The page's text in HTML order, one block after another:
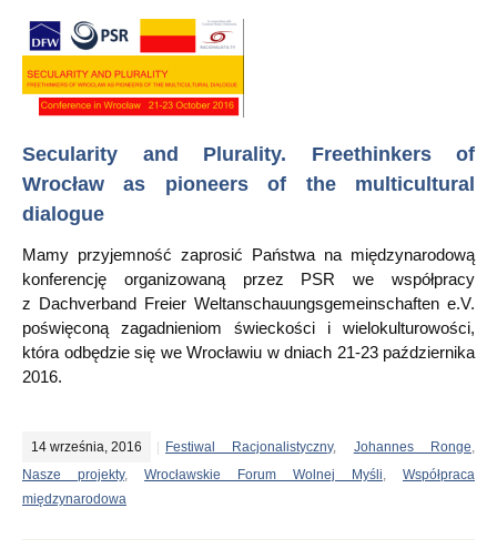
Secularity and Plurality. Freethinkers of
Wrocław as pioneers of the multicultural
dialogue
Mamy przyjemność zaprosić Państwa na międzynarodową
konferencję organizowaną przez PSR we współpracy
z Dachverband Freier Weltanschauungsgemeinschaften e.V.
poświęconą zagadnieniom świeckości i wielokulturowości,
która odbędzie się we Wrocławiu w dniach 21-23 października
2016.
14 września, 2016 Festiwal Racjonalistyczny, Johannes Ronge,
Nasze projekty, Wrocławskie Forum Wolnej Myśli, Współpraca
międzynarodowa